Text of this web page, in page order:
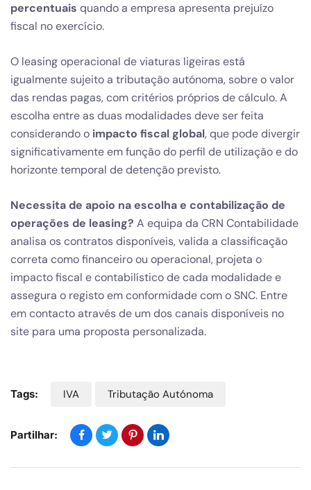
percentuais quando a empresa apresenta prejuízo
fiscal no exercício.
O leasing operacional de viaturas ligeiras está
igualmente sujeito a tributação autónoma, sobre o valor
das rendas pagas, com critérios próprios de cálculo. A
escolha entre as duas modalidades deve ser feita
considerando o impacto fiscal global, que pode divergir
significativamente em função do perfil de utilização e do
horizonte temporal de detenção previsto.
Necessita de apoio na escolha e contabilização de
operações de leasing? A equipa da CRN Contabilidade
analisa os contratos disponíveis, valida a classificação
correta como financeiro ou operacional, projeta o
impacto fiscal e contabilístico de cada modalidade e
assegura o registo em conformidade com o SNC. Entre
em contacto através de um dos canais disponíveis no
site para uma proposta personalizada.
Tags: IVA Tributação Autónoma
Partilhar: